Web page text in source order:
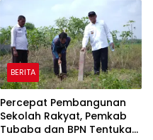
BERITA
Percepat Pembangunan
Sekolah Rakyat, Pemkab
Tubaba dan BPN Tentukan